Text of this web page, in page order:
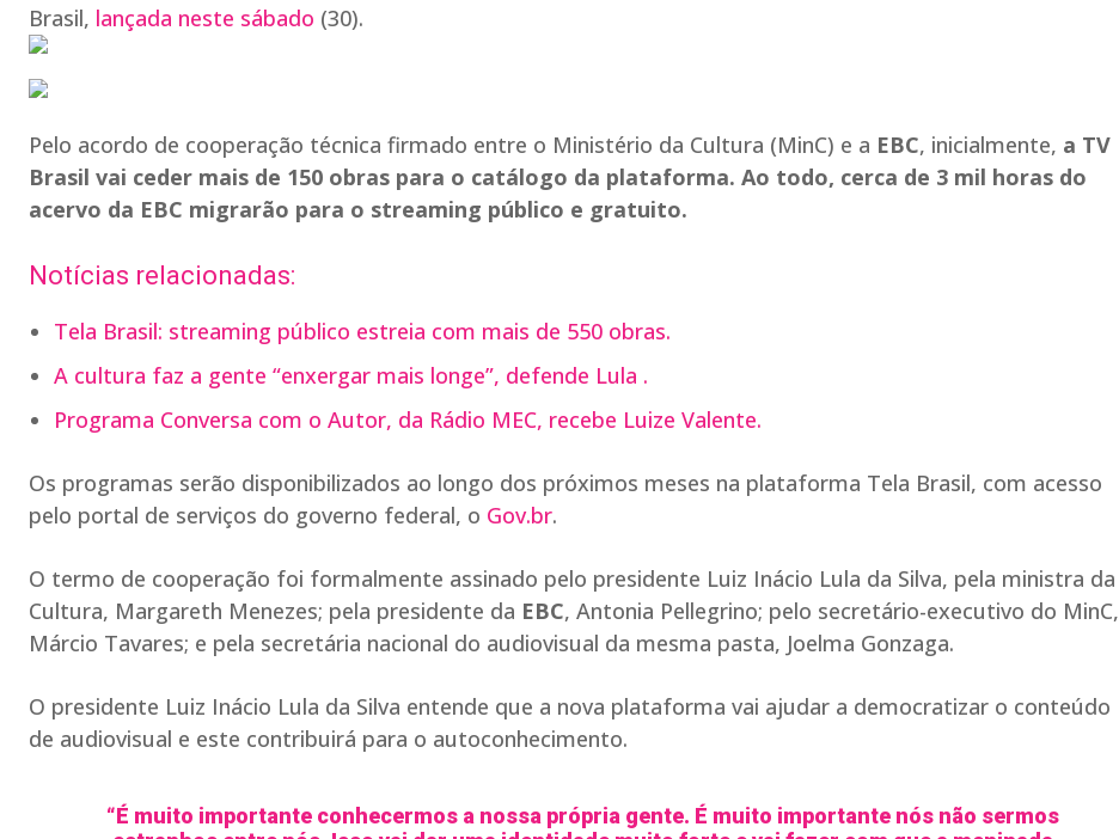
Brasil, lançada neste sábado (30).
Pelo acordo de cooperação técnica firmado entre o Ministério da Cultura (MinC) e a EBC, inicialmente, a TV
Brasil vai ceder mais de 150 obras para o catálogo da plataforma. Ao todo, cerca de 3 mil horas do
acervo da EBC migrarão para o streaming público e gratuito.
Notícias relacionadas:
Tela Brasil: streaming público estreia com mais de 550 obras.
A cultura faz a gente “enxergar mais longe”, defende Lula .
Programa Conversa com o Autor, da Rádio MEC, recebe Luize Valente.
Os programas serão disponibilizados ao longo dos próximos meses na plataforma Tela Brasil, com acesso
pelo portal de serviços do governo federal, o Gov.br.
O termo de cooperação foi formalmente assinado pelo presidente Luiz Inácio Lula da Silva, pela ministra da
Cultura, Margareth Menezes; pela presidente da EBC, Antonia Pellegrino; pelo secretário-executivo do MinC,
Márcio Tavares; e pela secretária nacional do audiovisual da mesma pasta, Joelma Gonzaga.
O presidente Luiz Inácio Lula da Silva entende que a nova plataforma vai ajudar a democratizar o conteúdo
de audiovisual e este contribuirá para o autoconhecimento.
“É muito importante conhecermos a nossa própria gente. É muito importante nós não sermos